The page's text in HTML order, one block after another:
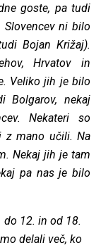
goste, pa tudi
ni bilo
Bojan Križaj).
Hrvatov in
Veliko jih je bilo
Bolgarov, nekaj
Nekateri so
z mano učili. Na
Nekaj jih je tam
pa nas je bilo
12. in od 18.
delali več, ko